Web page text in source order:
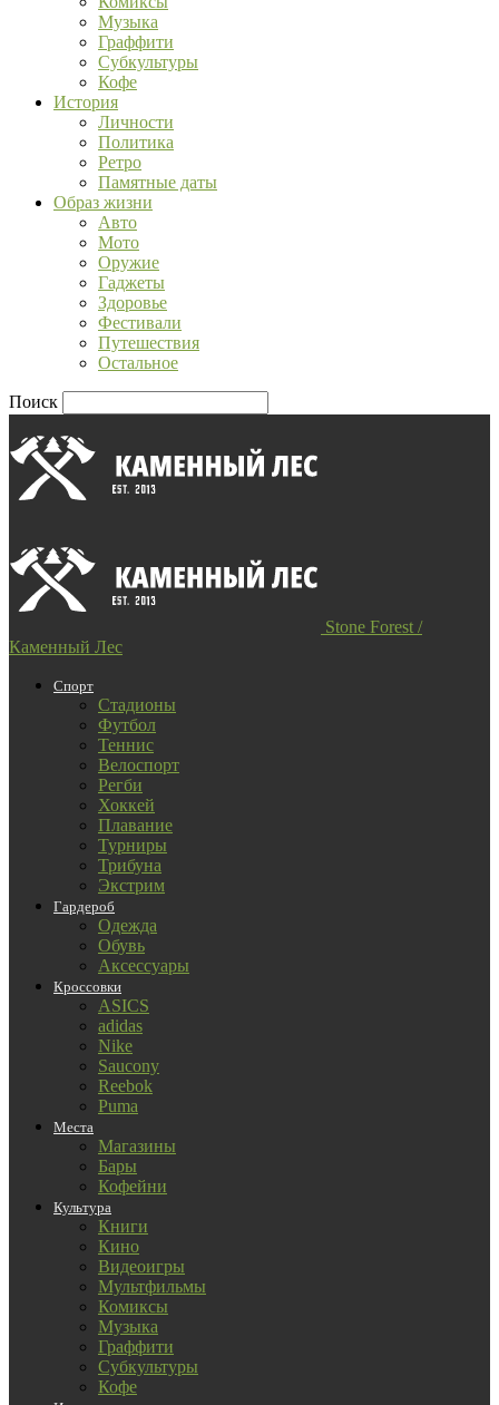
Музыка
Граффити
Субкультуры
Кофе
История
Личности
Политика
Ретро
Памятные даты
Образ жизни
Авто
Мото
Оружие
Гаджеты
Здоровье
Фестивали
Путешествия
Остальное
Поиск
Stone Forest /
Каменный Лес
Спорт
Стадионы
Футбол
Теннис
Велоспорт
Регби
Хоккей
Плавание
Турниры
Трибуна
Экстрим
Гардероб
Одежда
Обувь
Аксессуары
Кроссовки
ASICS
adidas
Nike
Saucony
Reebok
Puma
Места
Магазины
Бары
Кофейни
Культура
Книги
Кино
Видеоигры
Мультфильмы
Комиксы
Музыка
Граффити
Субкультуры
Кофе